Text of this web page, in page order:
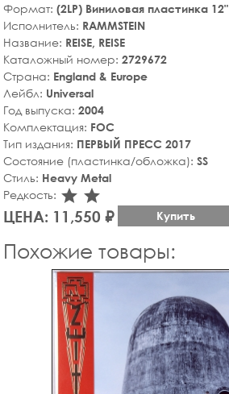
Формат: (2LP) Виниловая пластинка 12"
Исполнитель: RAMMSTEIN
Название: REISE, REISE
Каталожный номер: 2729672
Страна: England & Europe
Лейбл: Universal
Год выпуска: 2004
Комплектация: FOC
Тип издания: ПЕРВЫЙ ПРЕСС 2017
Состояние (пластинка/обложка): SS
Стиль: Heavy Metal
Редкость: star_rate
star_rate
ЦЕНА: 11,550 ₽ Купить
Похожие товары: